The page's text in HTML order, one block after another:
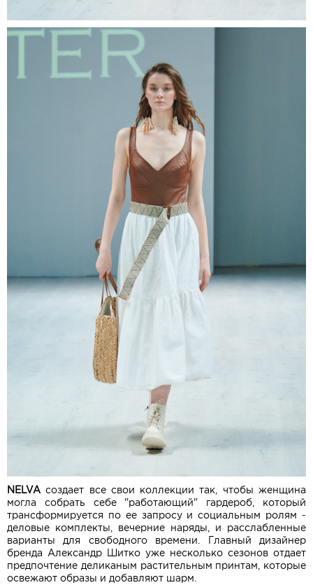
NELVA создает все свои коллекции так, чтобы женщина
могла собрать себе "работающий" гардероб, который
трансформируется по ее запросу и социальным ролям -
деловые комплекты, вечерние наряды, и расслабленные
варианты для свободного времени. Главный дизайнер
бренда Александр Шитко уже несколько сезонов отдает
предпочтение деликаным растительным принтам, которые
освежают образы и добавляют шарм.